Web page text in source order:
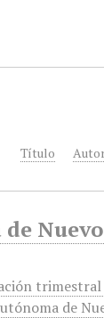
Título
de